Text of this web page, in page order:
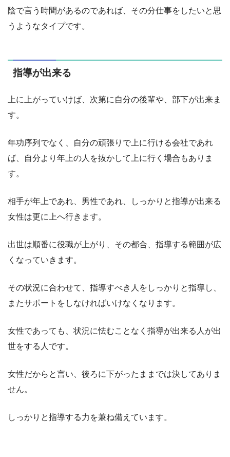
陰で言う時間があるのであれば、その分仕事をしたいと思
うようなタイプです。
指導が出来る
上に上がっていけば、次第に自分の後輩や、部下が出来ま
す。
年功序列でなく、自分の頑張りで上に行ける会社であれ
ば、自分より年上の人を抜かして上に行く場合もありま
す。
相手が年上であれ、男性であれ、しっかりと指導が出来る
女性は更に上へ行きます。
出世は順番に役職が上がり、その都合、指導する範囲が広
くなっていきます。
その状況に合わせて、指導すべき人をしっかりと指導し、
またサポートをしなければいけなくなります。
女性であっても、状況に怯むことなく指導が出来る人が出
世をする人です。
女性だからと言い、後ろに下がったままでは決してありま
せん。
しっかりと指導する力を兼ね備えています。